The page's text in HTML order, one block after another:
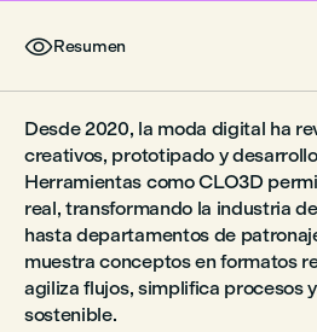
Resumen
Desde 2020, la moda digital ha
creativos, prototipado y
Herramientas como CLO3D
real, transformando la industria
hasta departamentos de
muestra conceptos en formatos
agiliza flujos, simplifica procesos
sostenible.